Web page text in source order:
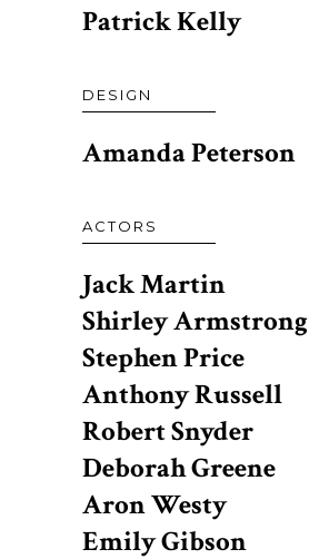
Patrick Kelly
DESIGN
Amanda Peterson
ACTORS
Jack Martin
Shirley Armstrong
Stephen Price
Anthony Russell
Robert Snyder
Deborah Greene
Aron Westy
Emily Gibson